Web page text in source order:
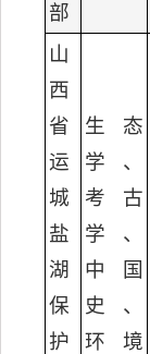
部
山
西
省
运
城
盐
湖
保
护
生态
学、
考古
学、
中国
史、
环境